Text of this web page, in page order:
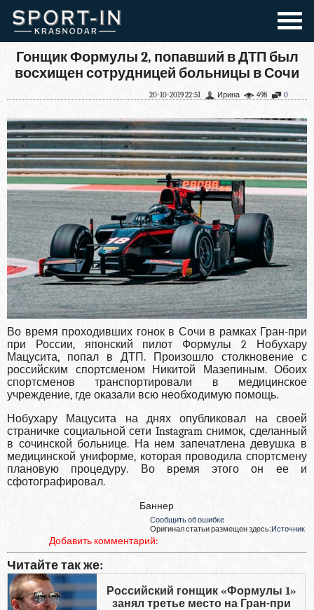
Гонщик Формулы 2, попавший в ДТП был
восхищен сотрудницей больницы в Сочи
0
498
Ирина
20-10-2019 22:51
Во время проходивших гонок в Сочи в рамках Гран-при
при России, японский пилот Формулы 2 Нобухару
Мацусита, попал в ДТП. Произошло столкновение с
российским спортсменом Никитой Мазепиным. Обоих
спортсменов транспортировали в медицинское
учреждение, где оказали всю необходимую помощь.
Нобухару Мацусита на днях опубликовал на своей
страничке социальной сети Instagram снимок, сделанный
в сочинской больнице. На нем запечатлена девушка в
медицинской униформе, которая проводила спортсмену
плановую процедуру. Во время этого он ее и
сфотографировал.
Баннер
Сообщить об ошибке
Оригинал статьи размещен здесь:Источник
Добавить комментарий:
Читайте так же:
Российский гонщик «Формулы 1»
занял третье место на Гран-при